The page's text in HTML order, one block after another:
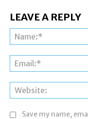
LEAVE A REPLY
Save my name,